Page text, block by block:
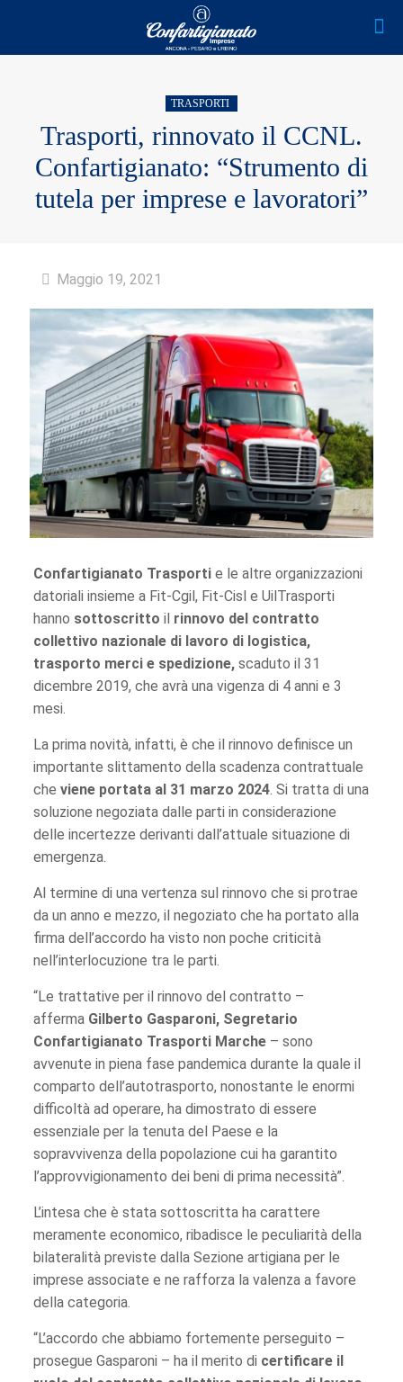
TRASPORTI
Trasporti, rinnovato il CCNL.
Confartigianato: “Strumento di
tutela per imprese e lavoratori”
Maggio 19, 2021
Confartigianato Trasportie le altre organizzazioni
datoriali insieme a Fit-Cgil, Fit-Cisl e UilTrasporti
hanno sottoscritto il rinnovo del contratto
collettivo nazionale di lavoro di logistica,
trasporto merci e spedizione,scaduto il 31
dicembre 2019, che avrà una vigenza di 4 anni e 3
mesi.
La prima novità, infatti, è che il rinnovo definisce un
importante slittamento della scadenza contrattuale
che viene portata al 31 marzo 2024. Si tratta di una
soluzione negoziata dalle parti in considerazione
delle incertezze derivanti dall’attuale situazione di
emergenza.
Al termine di una vertenza sul rinnovo che si protrae
da un anno e mezzo, il negoziato che ha portato alla
firma dell’accordo ha visto non poche criticità
nell’interlocuzione tra le parti.
“Le trattative per il rinnovo del contratto –
afferma Gilberto Gasparoni, Segretario
Confartigianato Trasporti Marche– sono
avvenute in piena fase pandemica durante la quale il
comparto dell’autotrasporto, nonostante le enormi
difficoltà ad operare, ha dimostrato di essere
essenziale per la tenuta del Paese e la
sopravvivenza della popolazione cui ha garantito
l’approvvigionamento dei beni di prima necessità”.
L’intesa che è stata sottoscritta ha carattere
meramente economico, ribadisce le peculiarità della
bilateralità previste dalla Sezione artigiana per le
imprese associate e ne rafforza la valenza a favore
della categoria.
“L’accordo che abbiamo fortemente perseguito –
prosegue Gasparoni – ha il merito di certificare il